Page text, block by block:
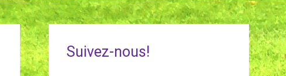
Suivez-nous!